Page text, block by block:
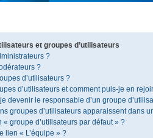
et groupes d’utilisateurs
?
?
d’utilisateurs ?
d’utilisateurs et comment puis-je en
devenir le responsable d’un groupe
groupes d’utilisateurs apparaissent dans
« groupe d’utilisateurs par défaut » ?
lien « L’équipe » ?